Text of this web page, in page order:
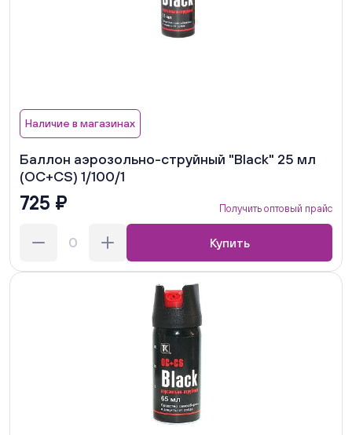
Наличие в магазинах
Баллон аэрозольно-струйный "Black" 25 мл
(OC+CS) 1/100/1
725 ₽ Получить оптовый прайс
Купить